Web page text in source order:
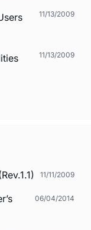
11/13/2009
11/13/2009
11/11/2009
06/04/2014